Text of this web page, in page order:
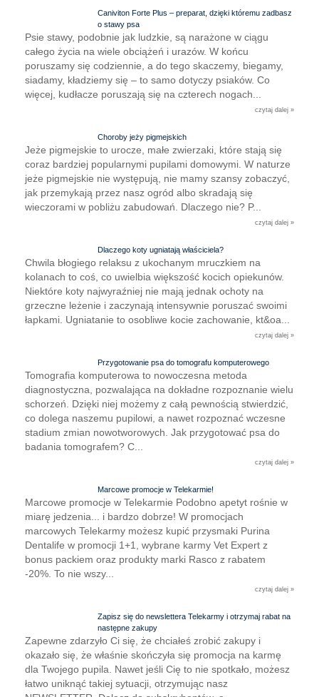
Caniviton Forte Plus – preparat, dzięki któremu zadbasz
o stawy psa
Psie stawy, podobnie jak ludzkie, są narażone w ciągu
całego życia na wiele obciążeń i urazów. W końcu
poruszamy się codziennie, a do tego skaczemy, biegamy,
siadamy, kładziemy się – to samo dotyczy psiaków. Co
więcej, kudłacze poruszają się na czterech nogach...
czytaj dalej »
Choroby jeży pigmejskich
Jeże pigmejskie to urocze, małe zwierzaki, które stają się
coraz bardziej popularnymi pupilami domowymi. W naturze
jeże pigmejskie nie występują, nie mamy szansy zobaczyć,
jak przemykają przez nasz ogród albo skradają się
wieczorami w pobliżu zabudowań. Dlaczego nie? P...
czytaj dalej »
Dlaczego koty ugniatają właściciela?
Chwila błogiego relaksu z ukochanym mruczkiem na
kolanach to coś, co uwielbia większość kocich opiekunów.
Niektóre koty najwyraźniej nie mają jednak ochoty na
grzeczne leżenie i zaczynają intensywnie poruszać swoimi
łapkami. Ugniatanie to osobliwe kocie zachowanie, kt&oa...
czytaj dalej »
Przygotowanie psa do tomografu komputerowego
Tomografia komputerowa to nowoczesna metoda
diagnostyczna, pozwalająca na dokładne rozpoznanie wielu
schorzeń. Dzięki niej możemy z całą pewnością stwierdzić,
co dolega naszemu pupilowi, a nawet rozpoznać wczesne
stadium zmian nowotworowych. Jak przygotować psa do
badania tomografem? C...
czytaj dalej »
Marcowe promocje w Telekarmie!
Marcowe promocje w Telekarmie Podobno apetyt rośnie w
miarę jedzenia... i bardzo dobrze! W promocjach
marcowych Telekarmy możesz kupić przysmaki Purina
Dentalife w promocji 1+1, wybrane karmy Vet Expert z
bonus packiem oraz produkty marki Rasco z rabatem
-20%. To nie wszy...
czytaj dalej »
Zapisz się do newslettera Telekarmy i otrzymaj rabat na
następne zakupy
Zapewne zdarzyło Ci się, że chciałeś zrobić zakupy i
okazało się, że właśnie skończyła się promocja na karmę
dla Twojego pupila. Nawet jeśli Cię to nie spotkało, możesz
łatwo uniknąć takiej sytuacji, otrzymując nasz